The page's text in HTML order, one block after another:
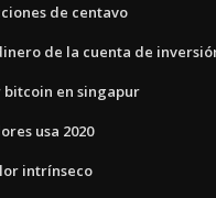
de centavo
de la cuenta de
bitcoin en singapur
usa 2020
intrínseco